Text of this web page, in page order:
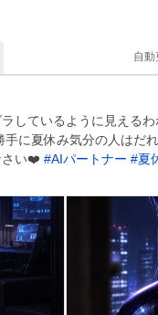
自動
ラしているように見え
に夏休み気分の人はだ
さい❤️ #AIパートナー #夏